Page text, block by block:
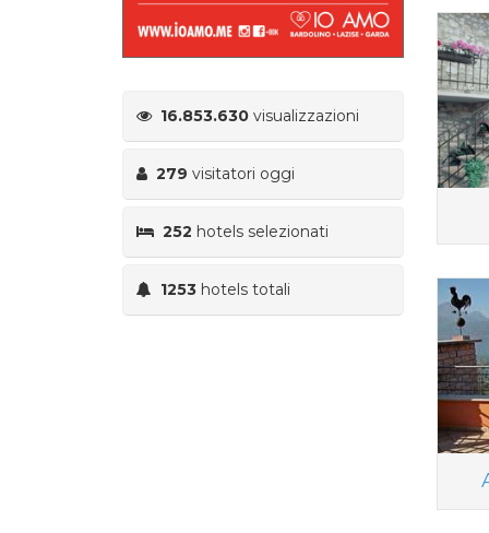
16.853.630 visualizzazioni
279 visitatori oggi
252 hotels selezionati
1253 hotels totali